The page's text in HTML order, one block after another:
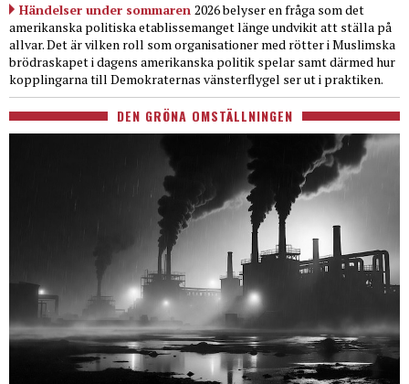
Händelser under sommaren 2026 belyser en fråga som det
amerikanska politiska etablissemanget länge undvikit att ställa på
allvar. Det är vilken roll som organisationer med rötter i Muslimska
brödraskapet i dagens amerikanska politik spelar samt därmed hur
kopplingarna till Demokraternas vänsterflygel ser ut i praktiken.
DEN GRÖNA OMSTÄLLNINGEN